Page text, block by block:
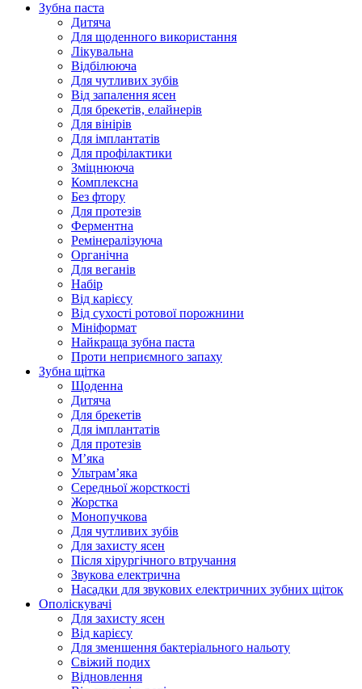
Зубна паста
Дитяча
Для щоденного використання
Лікувальна
Відбілююча
Для чутливих зубів
Від запалення ясен
Для брекетів, елайнерів
Для вінірів
Для імплантатів
Для профілактики
Зміцнююча
Комплексна
Без фтору
Для протезів
Ферментна
Ремінералізуюча
Органічна
Для веганів
Набір
Від карієсу
Від сухості ротової порожнини
Мініформат
Найкраща зубна паста
Проти неприємного запаху
Зубна щітка
Щоденна
Дитяча
Для брекетів
Для імплантатів
Для протезів
Мʼяка
Ультрамʼяка
Середньої жорсткості
Жорстка
Монопучкова
Для чутливих зубів
Для захисту ясен
Після хірургічного втручання
Звукова електрична
Насадки для звукових електричних зубних щіток
Ополіскувачі
Для захисту ясен
Від карієсу
Для зменшення бактеріального нальоту
Свіжий подих
Відновлення